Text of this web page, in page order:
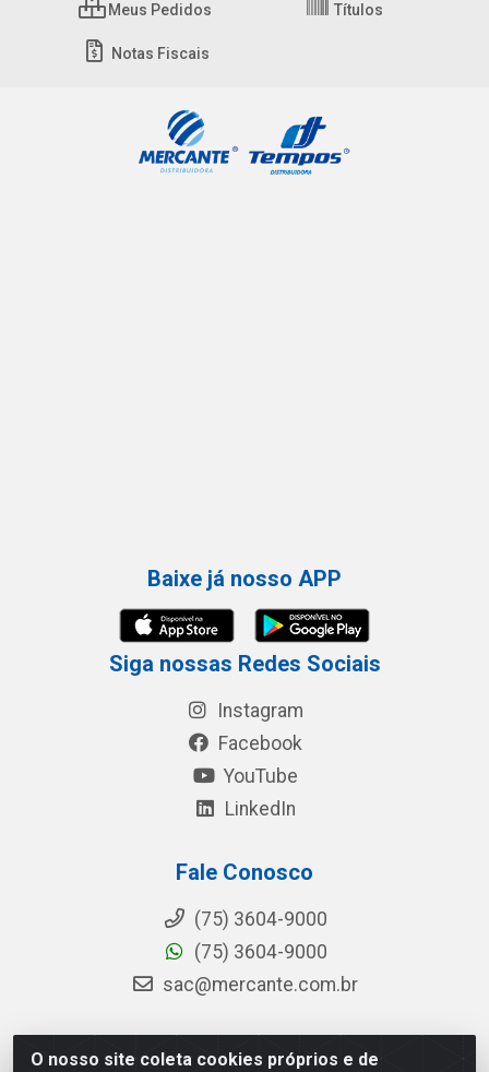
O nosso site coleta cookies próprios e de
Meus Pedidos Títulos
Notas Fiscais
Baixe já nosso APP
Siga nossas Redes Sociais
Instagram
Facebook
YouTube
LinkedIn
Fale Conosco
(75) 3604-9000
(75) 3604-9000
sac@mercante.com.br